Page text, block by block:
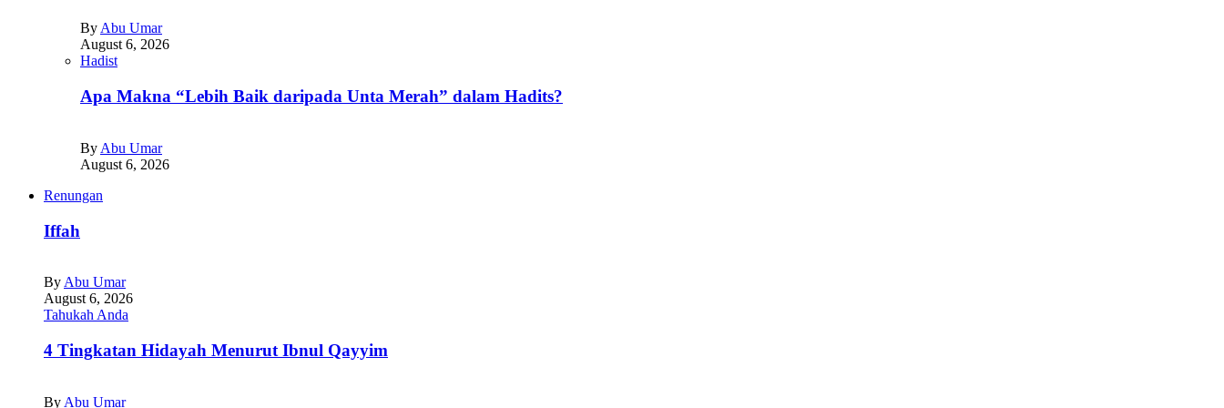
By Abu Umar
August 6, 2026
Hadist
Apa Makna “Lebih Baik daripada Unta Merah” dalam Hadits?
By Abu Umar
August 6, 2026
Renungan
Iffah
By Abu Umar
August 6, 2026
Tahukah Anda
4 Tingkatan Hidayah Menurut Ibnul Qayyim
By Abu Umar